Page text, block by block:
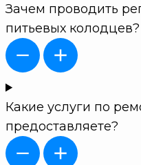
Зачем проводить
питьевых колодцев?
Какие услуги по
предоставляете?